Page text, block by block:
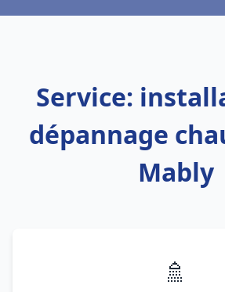
Service:
dépannage
Mably
🚿